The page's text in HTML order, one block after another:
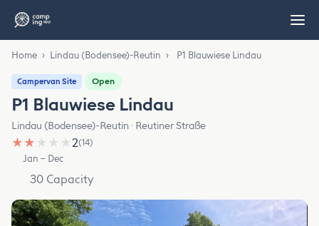
Home › Lindau (Bodensee)-Reutin › P1 Blauwiese Lindau
Campervan Site Open
P1 Blauwiese Lindau
Lindau (Bodensee)-Reutin · Reutiner Straße
★ ★ ★ ★ ★2(14)
Jan – Dec
30 Capacity